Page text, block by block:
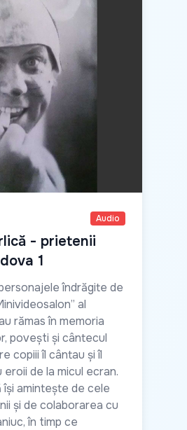
Audio
- prietenii
1
îndrăgite de
al
rămas în memoria
povești și cântecul
copiii îl cântau și îl
eroii de la micul ecran.
amintește de cele
și de colaborarea cu
în timp ce